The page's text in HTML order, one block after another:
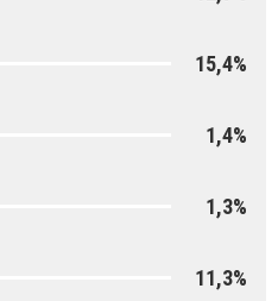
15,4%
1,4%
1,3%
11,3%